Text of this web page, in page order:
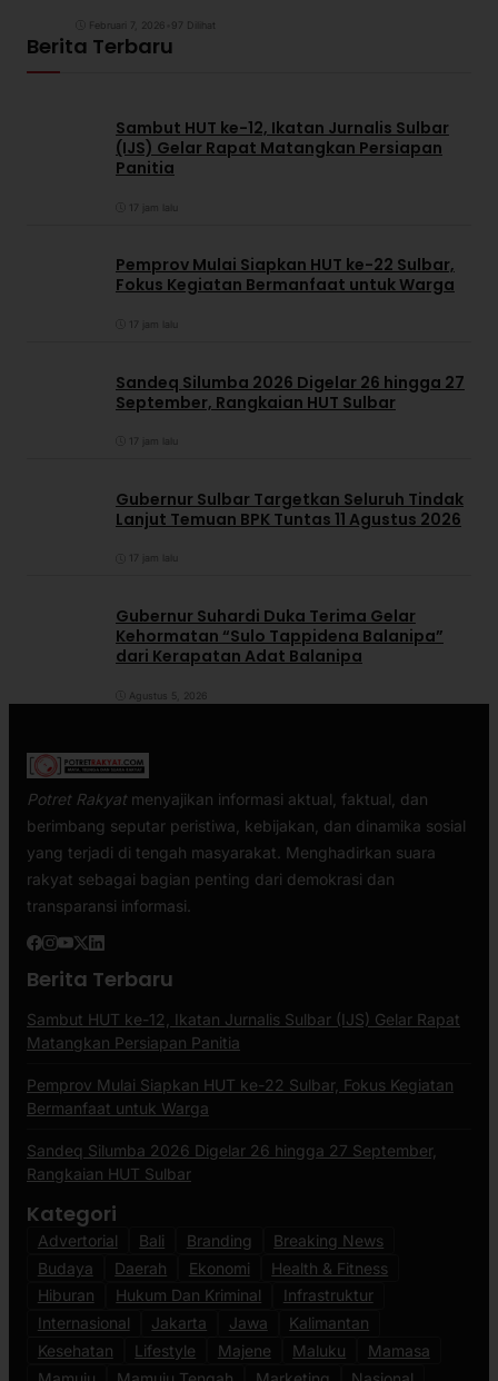
Februari 7, 2026 97 Dilihat
Berita Terbaru
Sambut HUT ke-12, Ikatan Jurnalis Sulbar
(IJS) Gelar Rapat Matangkan Persiapan
Panitia
17 jam lalu
Pemprov Mulai Siapkan HUT ke-22 Sulbar,
Fokus Kegiatan Bermanfaat untuk Warga
17 jam lalu
Sandeq Silumba 2026 Digelar 26 hingga 27
September, Rangkaian HUT Sulbar
17 jam lalu
Gubernur Sulbar Targetkan Seluruh Tindak
Lanjut Temuan BPK Tuntas 11 Agustus 2026
17 jam lalu
Gubernur Suhardi Duka Terima Gelar
Kehormatan “Sulo Tappidena Balanipa”
dari Kerapatan Adat Balanipa
Agustus 5, 2026
Potret Rakyatmenyajikan informasi aktual, faktual, dan
berimbang seputar peristiwa, kebijakan, dan dinamika sosial
yang terjadi di tengah masyarakat. Menghadirkan suara
rakyat sebagai bagian penting dari demokrasi dan
transparansi informasi.
Berita Terbaru
Sambut HUT ke-12, Ikatan Jurnalis Sulbar (IJS) Gelar Rapat
Matangkan Persiapan Panitia
Pemprov Mulai Siapkan HUT ke-22 Sulbar, Fokus Kegiatan
Bermanfaat untuk Warga
Sandeq Silumba 2026 Digelar 26 hingga 27 September,
Rangkaian HUT Sulbar
Kategori
Advertorial Bali Branding
Breaking News
Budaya
Daerah Ekonomi
Health & Fitness
Hiburan
Hukum Dan Kriminal
Infrastruktur
Internasional
Jakarta Jawa
Kalimantan
Kesehatan
Lifestyle Majene Maluku
Mamasa